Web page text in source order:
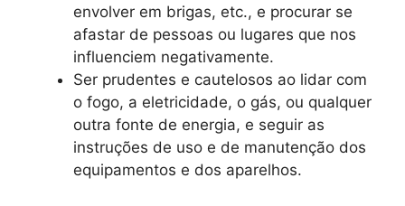
envolver em brigas, etc., e procurar se
afastar de pessoas ou lugares que nos
influenciem negativamente.
Ser prudentes e cautelosos ao lidar com
o fogo, a eletricidade, o gás, ou qualquer
outra fonte de energia, e seguir as
instruções de uso e de manutenção dos
equipamentos e dos aparelhos.